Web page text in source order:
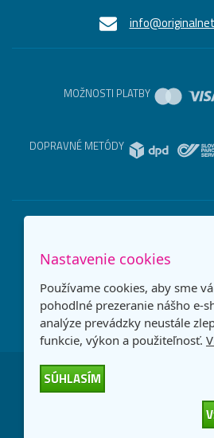
MOŽNOSTI PLATBY
DOPRAVNÉ METÓDY
-
Nastavenie cookies
Používame cookies, aby sme
pohodlné prezeranie nášho e-
analýze prevádzky neustále
funkcie, výkon a použiteľnosť.
SÚHLASÍM